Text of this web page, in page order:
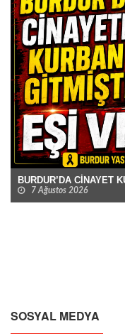
BURDUR’DA CİNAYET
7 Ağustos 2026
SOSYAL MEDYA